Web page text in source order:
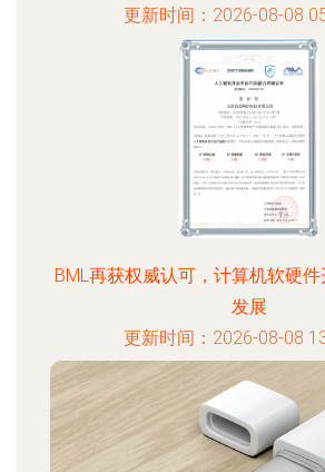
更新时间：2026-08-08
BML再获权威认可，计算机软硬
发展
更新时间：2026-08-08